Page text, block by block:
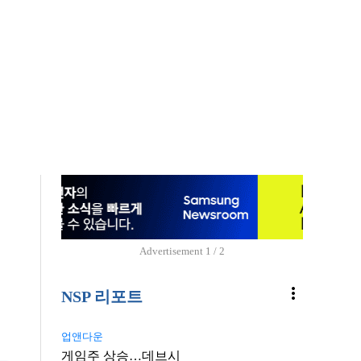
Advertisement 1 / 2
NSP 리포트 more_vert
업앤다운
게임주 상승…데브시